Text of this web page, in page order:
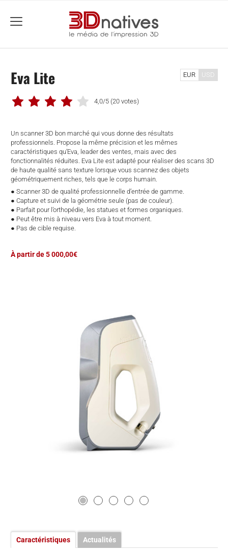
menu
Eva Lite
4,0/5 (20 votes)
Un scanner 3D bon marché qui vous donne des résultats
professionnels. Propose la même précision et les mêmes
caractéristiques qu’Eva, leader des ventes, mais avec des
fonctionnalités réduites. Eva Lite est adapté pour réaliser des scans 3D
de haute qualité sans texture lorsque vous scannez des objets
géométriquement riches, tels que le corps humain.
● Scanner 3D de qualité professionnelle d’entrée de gamme.
● Capture et suivi de la géométrie seule (pas de couleur).
● Parfait pour l’orthopédie, les statues et formes organiques.
● Peut être mis à niveau vers Eva à tout moment.
● Pas de cible requise.
EUR USD
À partir de 5 000,00€
Caractéristiques Actualités